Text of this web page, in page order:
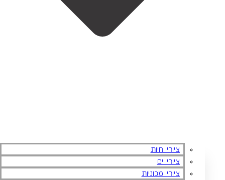
ציורי חיות
ציורי ים
ציורי מכוניות